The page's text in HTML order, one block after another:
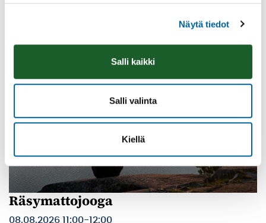
Näytä tiedot
Salli kaikki
Salli valinta
Kiellä
Lue lisää
Räsymattojooga
08.08.2026 11:00-12:00